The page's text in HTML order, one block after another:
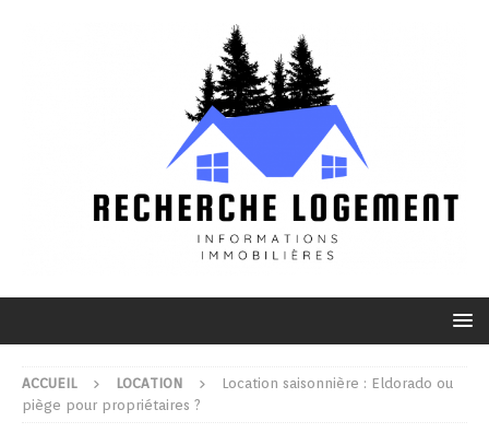
ACCUEIL LOCATION
Location saisonnière : Eldorado ou
piège pour propriétaires ?